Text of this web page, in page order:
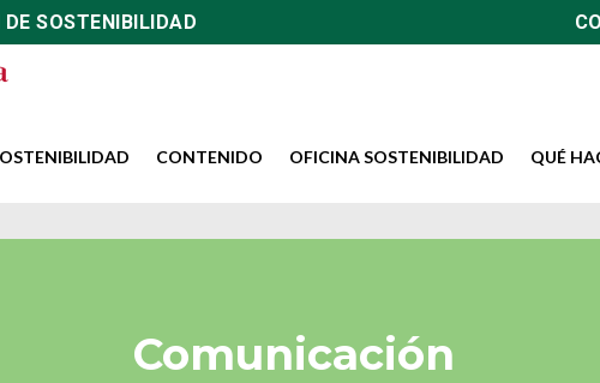
SOSTENIBILIDAD
CONTENIDO OFICINA SOSTENIBILIDAD QUÉ
Comunicación